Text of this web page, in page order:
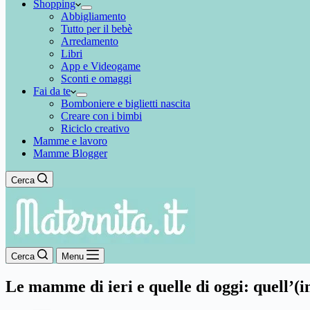
Shopping
Abbigliamento
Tutto per il bebè
Arredamento
Libri
App e Videogame
Sconti e omaggi
Fai da te
Bomboniere e biglietti nascita
Creare con i bimbi
Riciclo creativo
Mamme e lavoro
Mamme Blogger
Cerca
Cerca Menu
Le mamme di ieri e quelle di oggi: